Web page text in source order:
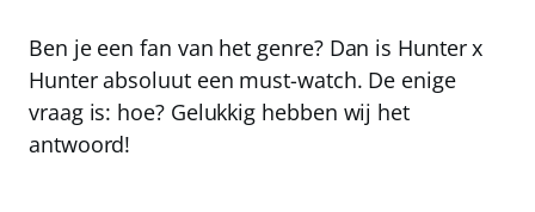
Ben je een fan van het genre? Dan is Hunter x
Hunter absoluut een must-watch. De enige
vraag is: hoe? Gelukkig hebben wij het
antwoord!